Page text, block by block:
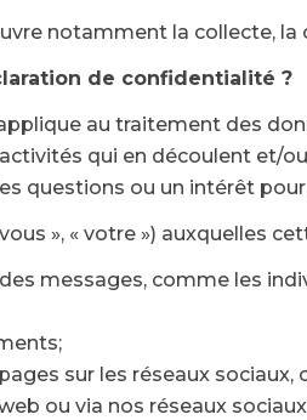
notamment la collecte,
de confidentialité ?
au traitement des
qui en découlent et/
questions ou un intérêt
», « votre ») auxquelles
des messages, comme les
sur les réseaux
ou via nos réseaux